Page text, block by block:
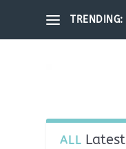
TRENDING:
ALL Latest